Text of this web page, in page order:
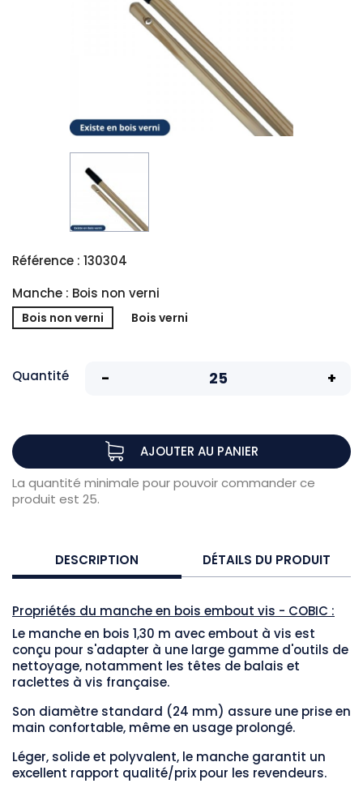
Référence : 130304
Manche : Bois non verni
Bois non verni Bois verni
Quantité
AJOUTER AU PANIER
La quantité minimale pour pouvoir commander ce
produit est 25.
DESCRIPTION DÉTAILS DU PRODUIT
Propriétés du manche en bois embout vis - COBIC :
Le manche en bois 1,30 m avec embout à vis est
conçu pour s'adapter à une large gamme d'outils de
nettoyage, notamment les têtes de balais et
raclettes à vis française.
Son diamètre standard (24 mm) assure une prise en
main confortable, même en usage prolongé.
Léger, solide et polyvalent, le manche garantit un
excellent rapport qualité/prix pour les revendeurs.